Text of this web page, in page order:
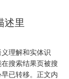
述里
理解和实体识
搜索结果页被搜
已转移。正文内